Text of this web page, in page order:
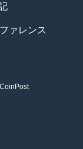
ァレンス